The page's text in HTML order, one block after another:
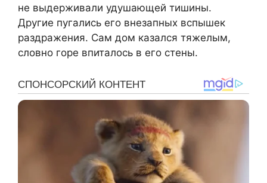
не выдерживали удушающей тишины.
Другие пугались его внезапных вспышек
раздражения. Сам дом казался тяжелым,
словно горе впиталось в его стены.